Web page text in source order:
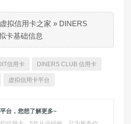
虚拟信用卡之家 » DINERS
卡基础信息
信用卡 DINERS CLUB 信用卡
虚拟信用卡平台
台，您想了解更多~